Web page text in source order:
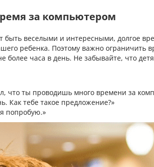
за компьютером
быть веселыми и интересными, долгое
ребенка. Поэтому важно ограничить
более часа в день. Не забывайте, что
что ты проводишь много времени за
Как тебе такое предложение?»
попробую.»